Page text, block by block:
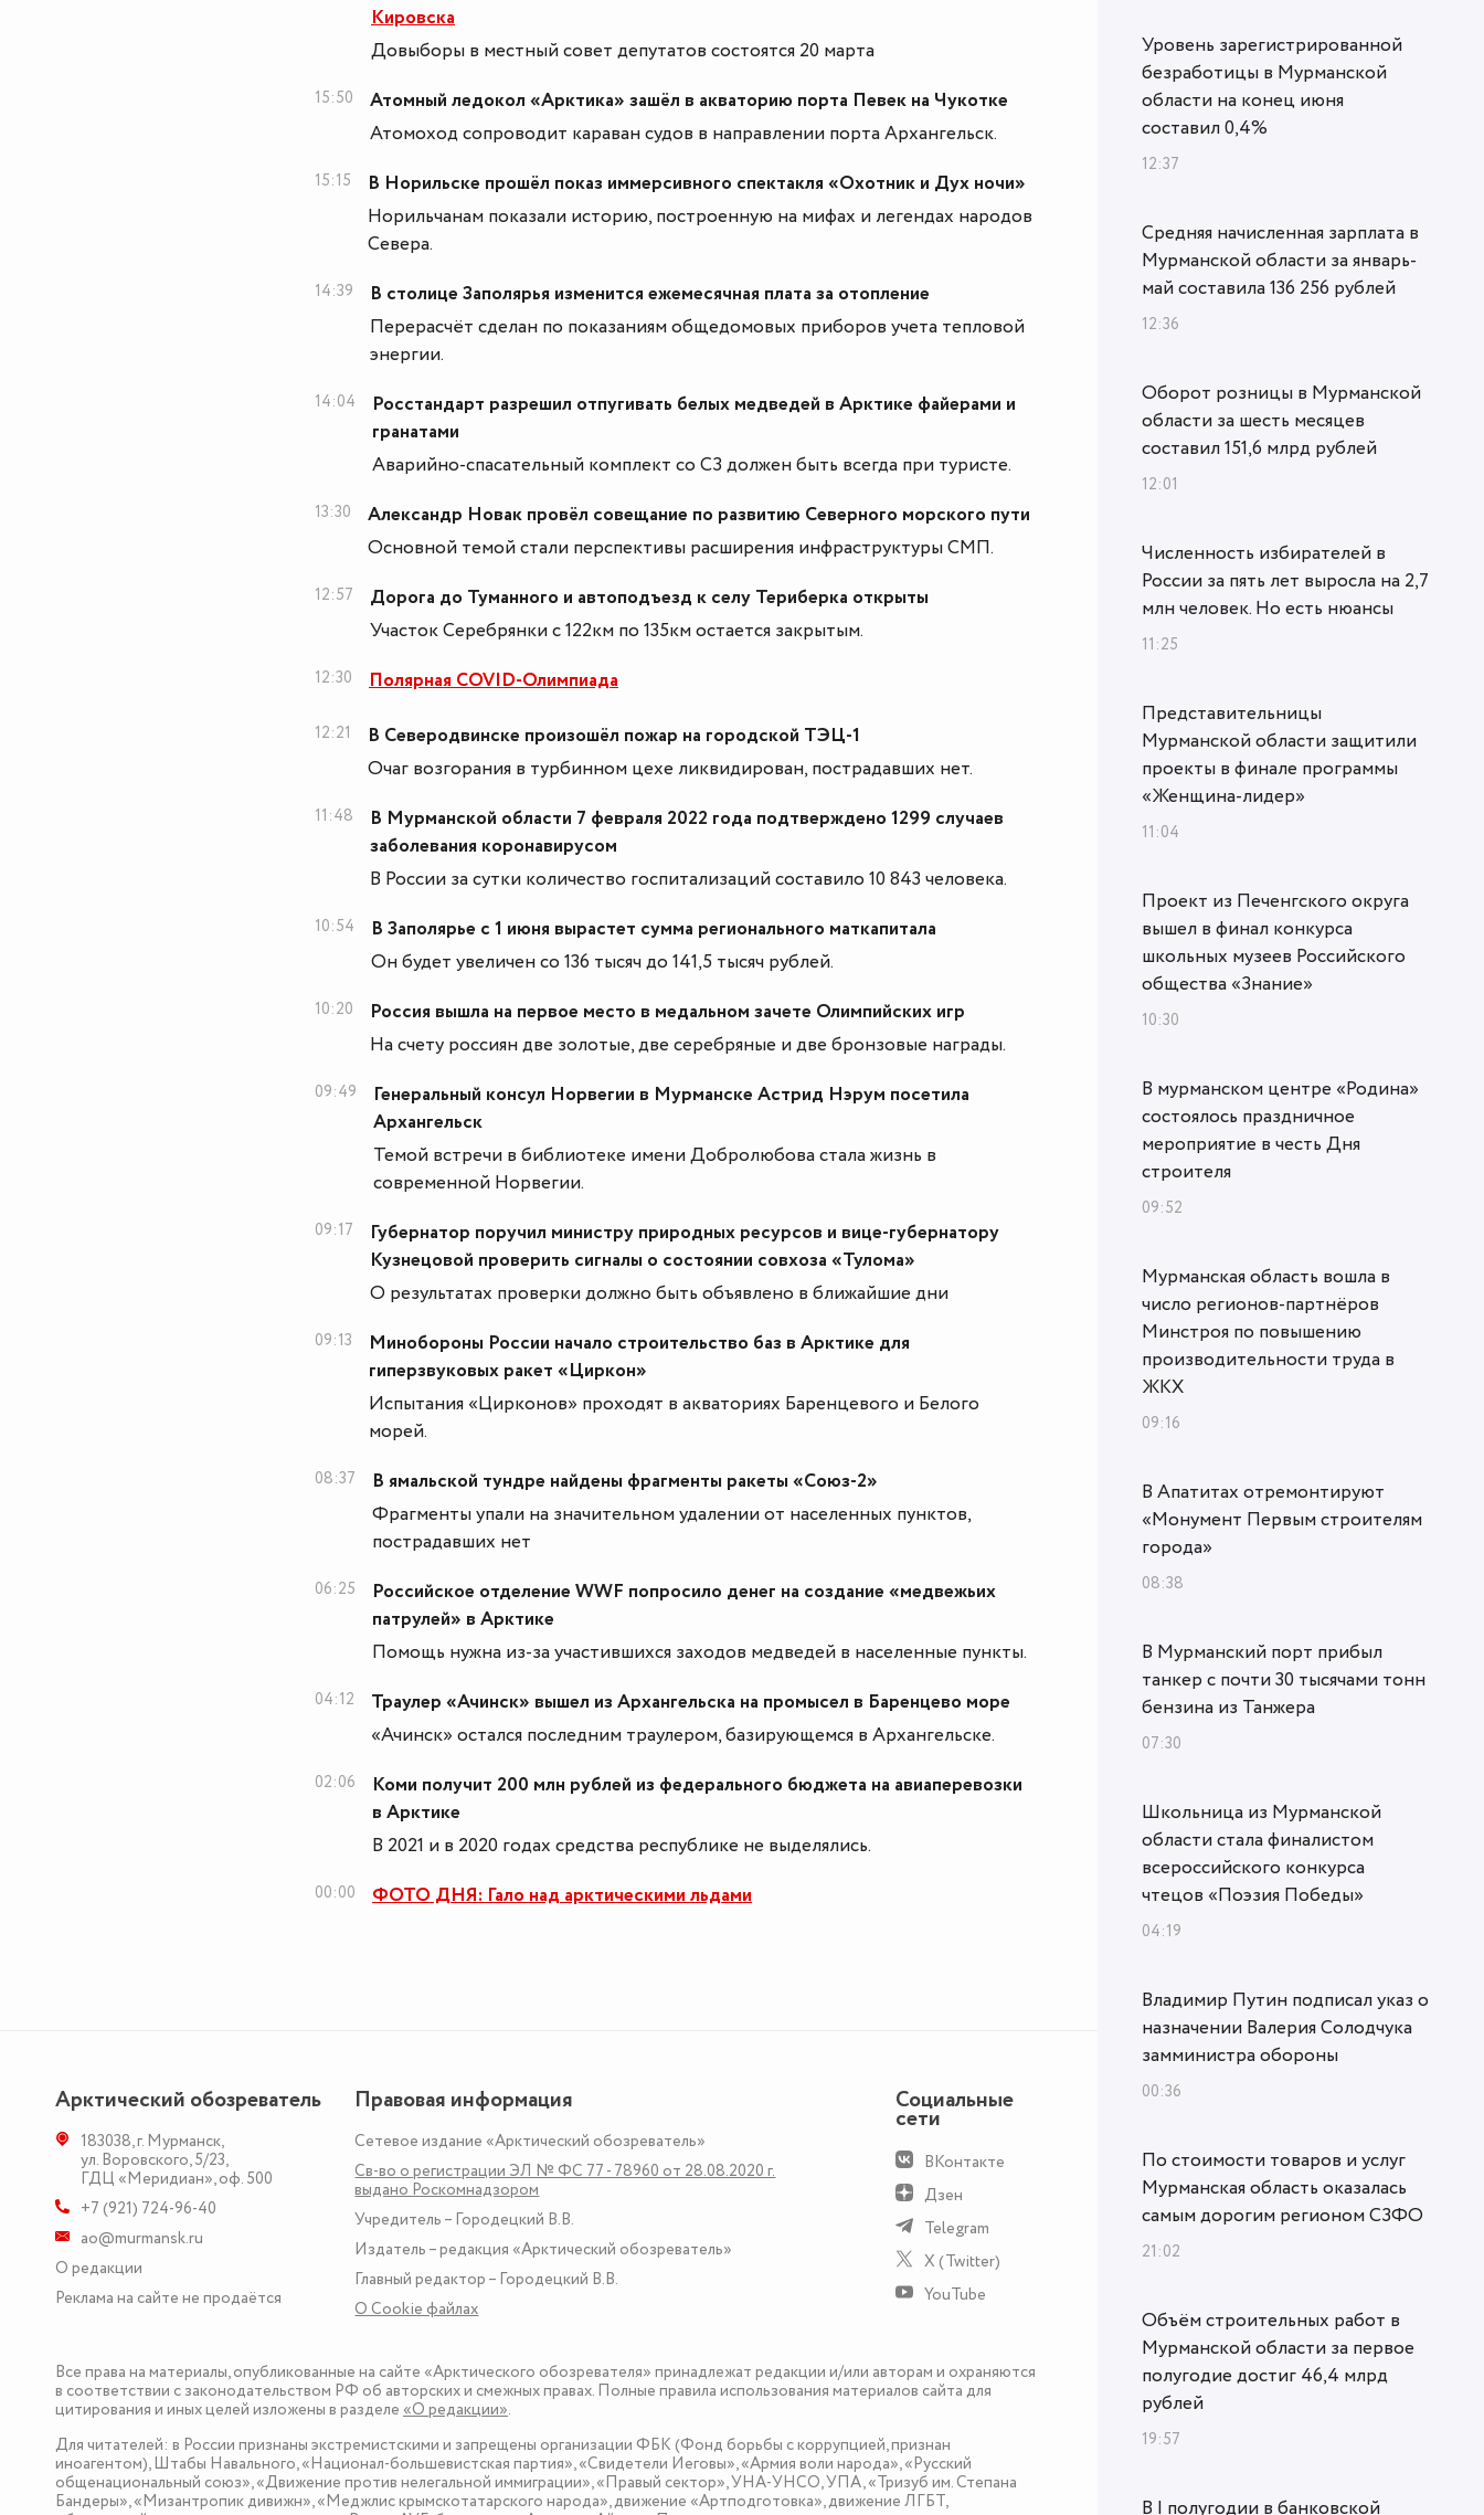
Кировска
Довыборы в местный совет депутатов состоятся 20 марта
15:50
Атомный ледокол «Арктика» зашёл в акваторию порта Певек на Чукотке
Атомоход сопроводит караван судов в направлении порта Архангельск.
15:15
В Норильске прошёл показ иммерсивного спектакля «Охотник и Дух ночи»
Норильчанам показали историю, построенную на мифах и легендах народов
Севера.
14:39
В столице Заполярья изменится ежемесячная плата за отопление
Перерасчёт сделан по показаниям общедомовых приборов учета тепловой
энергии.
14:04
Росстандарт разрешил отпугивать белых медведей в Арктике файерами и
гранатами
Аварийно-спасательный комплект со СЗ должен быть всегда при туристе.
13:30
Александр Новак провёл совещание по развитию Северного морского пути
Основной темой стали перспективы расширения инфраструктуры СМП.
12:57
Дорога до Туманного и автоподъезд к селу Териберка открыты
Участок Серебрянки с 122км по 135км остается закрытым.
12:30 Полярная COVID-Олимпиада
12:21
В Северодвинске произошёл пожар на городской ТЭЦ-1
Очаг возгорания в турбинном цехе ликвидирован, пострадавших нет.
11:48
В Мурманской области 7 февраля 2022 года подтверждено 1299 случаев
заболевания коронавирусом
В России за сутки количество госпитализаций составило 10 843 человека.
10:54
В Заполярье с 1 июня вырастет сумма регионального маткапитала
Он будет увеличен со 136 тысяч до 141,5 тысяч рублей.
10:20
Россия вышла на первое место в медальном зачете Олимпийских игр
На счету россиян две золотые, две серебряные и две бронзовые награды.
09:49
Генеральный консул Норвегии в Мурманске Астрид Нэрум посетила
Архангельск
Темой встречи в библиотеке имени Добролюбова стала жизнь в
современной Норвегии.
09:17
Губернатор поручил министру природных ресурсов и вице-губернатору
Кузнецовой проверить сигналы о состоянии совхоза «Тулома»
О результатах проверки должно быть объявлено в ближайшие дни
09:13
Минобороны России начало строительство баз в Арктике для
гиперзвуковых ракет «Циркон»
Испытания «Цирконов» проходят в акваториях Баренцевого и Белого
морей.
08:37
В ямальской тундре найдены фрагменты ракеты «Союз-2»
Фрагменты упали на значительном удалении от населенных пунктов,
пострадавших нет
06:25
Российское отделение WWF попросило денег на создание «медвежьих
патрулей» в Арктике
Помощь нужна из-за участившихся заходов медведей в населенные пункты.
04:12
Траулер «Ачинск» вышел из Архангельска на промысел в Баренцево море
«Ачинск» остался последним траулером, базирующемся в Архангельске.
02:06
Коми получит 200 млн рублей из федерального бюджета на авиаперевозки
в Арктике
В 2021 и в 2020 годах средства республике не выделялись.
00:00 ФОТО ДНЯ: Гало над арктическими льдами
Арктический обозреватель
183038,г. Мурманск,
ул. Воровского, 5/23,
ГДЦ «Меридиан», оф. 500
+7 (921) 724-96-40
ao@murmansk.ru
О редакции
Реклама на сайте не продаётся
Правовая информация
Сетевое издание «Арктический обозреватель»
Св-во о регистрации ЭЛ № ФС 77 - 78960 от 28.08.2020 г.
выдано Роскомнадзором
Учредитель – Городецкий В.В.
Издатель – редакция «Арктический обозреватель»
Главный редактор – Городецкий В.В.
О Сookie файлах
Социальные
сети
ВКонтакте
Дзен
Telegram
X (Twitter)
YouTube
Все права на материалы, опубликованные на сайте «Арктического обозревателя» принадлежат редакции и/или авторам и охраняются
в соответствии с законодательством РФ об авторских и смежных правах. Полные правила использования материалов сайта для
цитирования и иных целей изложены в разделе«О редакции».
Для читателей: в России признаны экстремистскими и запрещены организации ФБК (Фонд борьбы с коррупцией, признан
иноагентом), Штабы Навального, «Национал-большевистская партия», «Свидетели Иеговы», «Армия воли народа», «Русский
общенациональный союз», «Движение против нелегальной иммиграции», «Правый сектор», УНА-УНСО, УПА, «Тризуб им. Степана
Бандеры», «Мизантропик дивижн», «Меджлис крымскотатарского народа», движение «Артподготовка», движение ЛГБТ,
Уровень зарегистрированной
безработицы в Мурманской
области на конец июня
составил 0,4%
12:37
Средняя начисленная зарплата в
Мурманской области за январь-
май составила 136 256 рублей
12:36
Оборот розницы в Мурманской
области за шесть месяцев
составил 151,6 млрд рублей
12:01
Численность избирателей в
России за пять лет выросла на 2,7
млн человек. Но есть нюансы
11:25
Представительницы
Мурманской области защитили
проекты в финале программы
«Женщина‑лидер»
11:04
Проект из Печенгского округа
вышел в финал конкурса
школьных музеев Российского
общества «Знание»
10:30
В мурманском центре «Родина»
состоялось праздничное
мероприятие в честь Дня
строителя
09:52
Мурманская область вошла в
число регионов-партнёров
Минстроя по повышению
производительности труда в
ЖКХ
09:16
В Апатитах отремонтируют
«Монумент Первым строителям
города»
08:38
В Мурманский порт прибыл
танкер с почти 30 тысячами тонн
бензина из Танжера
07:30
Школьница из Мурманской
области стала финалистом
всероссийского конкурса
чтецов «Поэзия Победы»
04:19
Владимир Путин подписал указ о
назначении Валерия Солодчука
замминистра обороны
00:36
По стоимости товаров и услуг
Мурманская область оказалась
самым дорогим регионом СЗФО
21:02
Объём строительных работ в
Мурманской области за первое
полугодие достиг 46,4 млрд
рублей
19:57
В I полугодии в банковской